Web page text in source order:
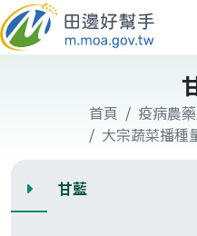
首頁 疫病農
大宗蔬菜播種
甘藍